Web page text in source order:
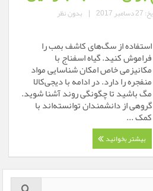
2017
| بدون نظر
استفاده از سگ‌های کاشف بمب را
فراموش کنید. گیاه اسفناج با
مکانیزمی خاص امکان شناسایی مواد
منفجره را دارد. در ادامه با دیجی‌کالا
مگ باشید تا چگونگی روند آشنا شوید.
گروهی از دانشمندان توانسته‌اند با
کمک ...
بیشتر بخوانید